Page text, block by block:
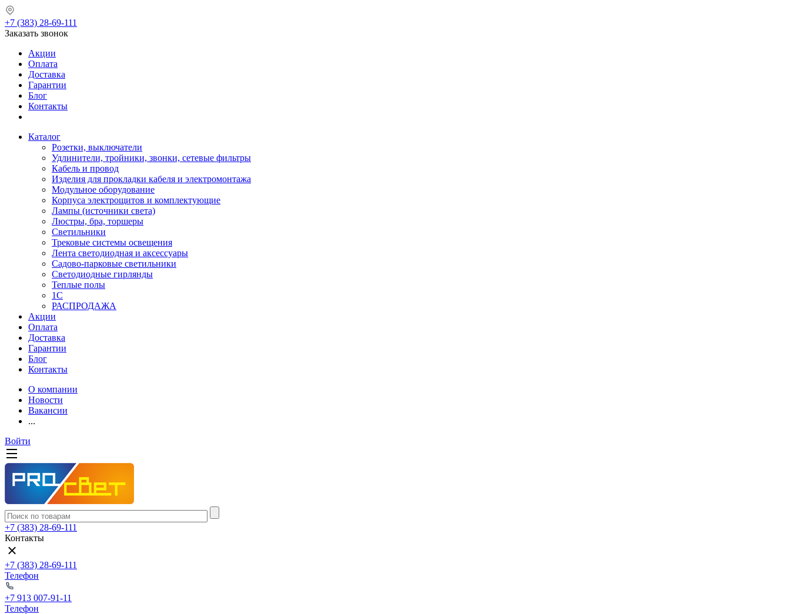
+7 (383) 28-69-111
Заказать звонок
Акции
Оплата
Доставка
Гарантии
Блог
Контакты
Каталог
Розетки, выключатели
Удлинители, тройники, звонки, сетевые фильтры
Кабель и провод
Изделия для прокладки кабеля и электромонтажа
Модульное оборудование
Корпуса электрощитов и комплектующие
Лампы (источники света)
Люстры, бра, торшеры
Светильники
Трековые системы освещения
Лента светодиодная и аксессуары
Садово-парковые светильники
Светодиодные гирлянды
Теплые полы
1С
РАСПРОДАЖА
Акции
Оплата
Доставка
Гарантии
Блог
Контакты
О компании
Новости
Вакансии
...
Войти
+7 (383) 28-69-111
Контакты
+7 (383) 28-69-111
Телефон
+7 913 007-91-11
Телефон